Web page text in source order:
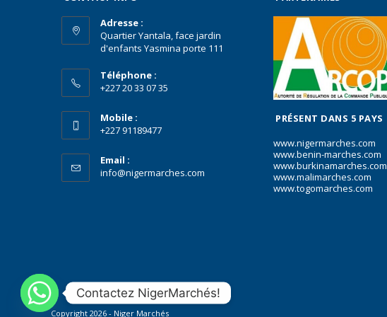
Adresse :
Quartier Yantala, face jardin
d'enfants Yasmina porte 111
Téléphone :
+227 20 33 07 35
Mobile :
+227 91189477
Email :
info@nigermarches.com
PRÉSENT DANS 5 PAYS
www.nigermarches.com
www.benin-marches.com
www.burkinamarches.com
www.malimarches.com
www.togomarches.com
Copyright 2026 - Niger Marchés
Contactez NigerMarchés!